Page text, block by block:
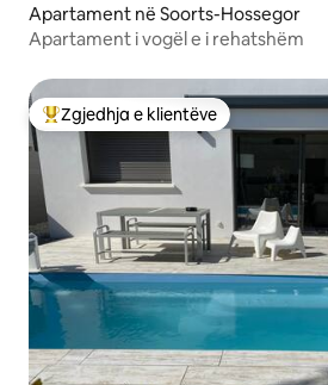
Apartament në Soorts-Hossegor
Apartament i vogël e i rehatshëm
Më të mirat e zgjedhjeve të klientëve
Zgjedhja e klientëve